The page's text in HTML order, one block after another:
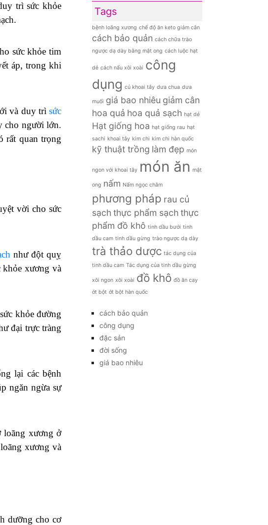
trì sức khỏe
sức khỏe tim
áp, trong khi
và duy trì sức
cho người lớn.
rất quan trọng
vời cho sức
như đột quỵ
xương và
khỏe đường
đại trực tràng
lại các bệnh
ngăn ngừa sự
loãng xương ở
xương và
dưỡng cho cơ
Tags
bệnh loãng xương chế độ ăn keto giảm cân
cách bảo quản cách chữa trào
ngược dạ dày bằng mật ong cách luộc hạt
dẻ cách nấu xôi xoài công
dụng củ khoai tây dưa chua dưa
muối giá bao nhiêu giảm cân
hoa quả hoa quả sạch hạt dẻ
Hạt giống hoa hạt giống rau hạt
sachi khoai tây kim chi kim chi hàn quốc
kỹ thuật trồng làm đẹp món
ngon với khoai tây món ăn mật
ong nấm Nấm ngọc châm
phương pháp rau củ
sạch thực phẩm sạch thực
phẩm đồ khô tinh dầu bưởi tinh
dầu cam tinh dầu gừng trào ngược dạ dày
trà thảo dược tác dụng của
tinh dầu cam Tác dụng của tinh dầu gừng
xôi ngon xôi xoài đồ khô đồ ăn cay
ớt bột ớt bột hàn quốc
cách bảo quản
công dụng
đặc sản
đời sống
giá bao nhiêu